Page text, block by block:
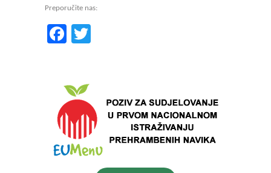
Preporučite nas:
Facebook